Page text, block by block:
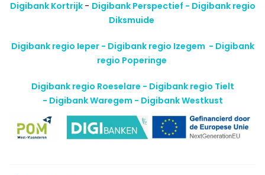
Digibank Kortrijk - Digibank Perspectief - Digibank regio
Diksmuide
Digibank regio Ieper - Digibank regio Izegem - Digibank
regio Poperinge
Digibank regio Roeselare - Digibank regio Tielt
- Digibank Waregem - Digibank Westkust